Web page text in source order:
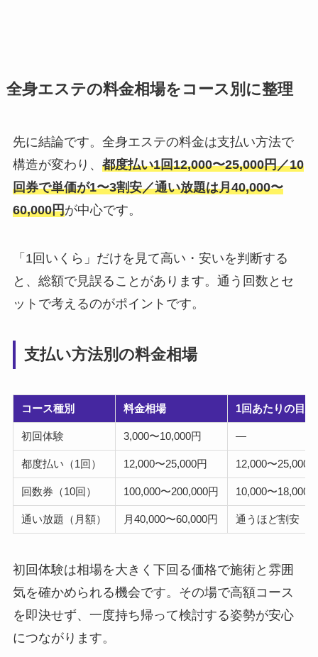
全身エステの料金相場をコース別に整理
先に結論です。全身エステの料金は支払い方法で
構造が変わり、 都度払い1回12,000〜25,000円／10
回券で単価が1〜3割安／通い放題は月40,000〜
60,000円が中心です。
「1回いくら」だけを見て高い・安いを判断する
と、総額で見誤ることがあります。通う回数とセ
ットで考えるのがポイントです。
支払い方法別の料金相場
コース種別 料金相場 1回あたりの目安
初回体験 3,000〜10,000円 ―
都度払い（1回） 12,000〜25,000円 12,000〜25,000
回数券（10回） 100,000〜200,000円 10,000〜18,000
通い放題（月額） 月40,000〜60,000円 通うほど割安
初回体験は相場を大きく下回る価格で施術と雰囲
気を確かめられる機会です。その場で高額コース
を即決せず、一度持ち帰って検討する姿勢が安心
につながります。